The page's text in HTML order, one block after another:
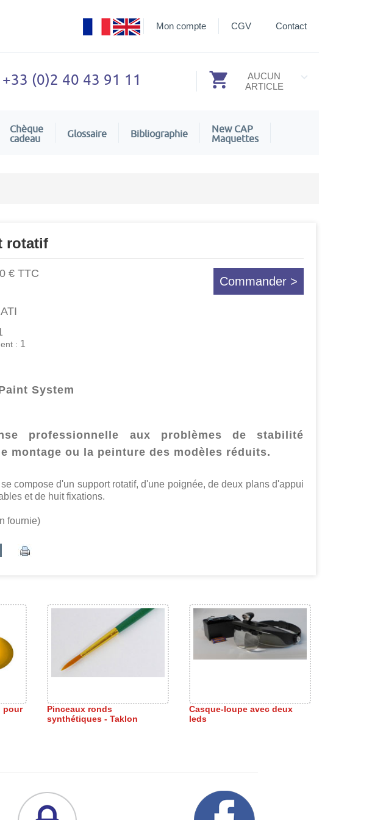
CGV Contact
Mon compte
+33 (0)2 40 43 91 11
AUCUN
ARTICLE
Chèque
cadeau
Glossaire Bibliographie
New CAP
Maquettes
rotatif
Commander >
€ TTC
: 1
System
professionnelle aux problèmes de stabilité
montage ou la peinture des modèles réduits.
compose d'un support rotatif, d'une poignée, de deux plans d'appui
et de huit fixations.
fournie)
pour
Pinceaux ronds
synthétiques - Taklon
Casque-loupe avec deux
leds